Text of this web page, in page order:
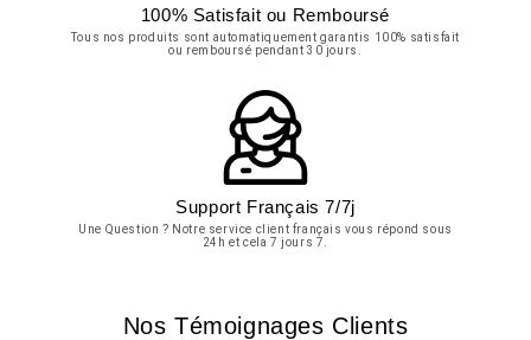
100% Satisfait ou Remboursé
Tous nos produits sont automatiquement garantis 100% satisfait
ou remboursé pendant 30 jours.
Support Français 7/7j
Une Question ? Notre service client français vous répond sous
24h et cela 7 jours 7.
Nos Témoignages Clients